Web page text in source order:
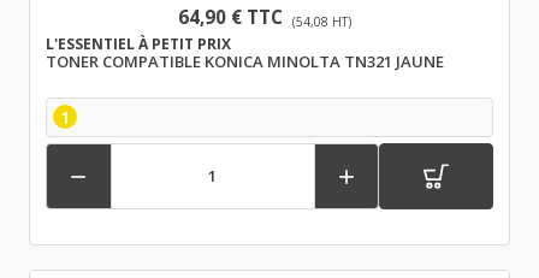
64,90 € TTC (54,08 HT)
L'ESSENTIEL À PETIT PRIX
TONER COMPATIBLE KONICA MINOLTA TN321 JAUNE
1
 